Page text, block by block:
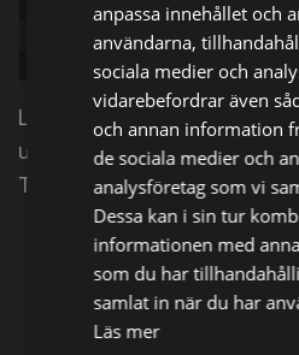
Clandestine Cache
Dokumentär
Lenny och Gerrard gör en
upptäckt på en saboterad
Tyskland.
Facebook
anpassa innehållet och
användarna,
sociala medier och
vidarebefordrar även
och annan information
de sociala medier och
analysföretag som vi
Dessa kan i sin tur
informationen med
som du har
samlat in när du har
Läs mer